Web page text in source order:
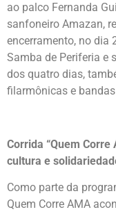
ao palco Fernanda
sanfoneiro Amazan,
encerramento, no dia
Samba de Periferia e
dos quatro dias,
filarmônicas e
Corrida “Quem
cultura e
Como parte da
Quem Corre AMA